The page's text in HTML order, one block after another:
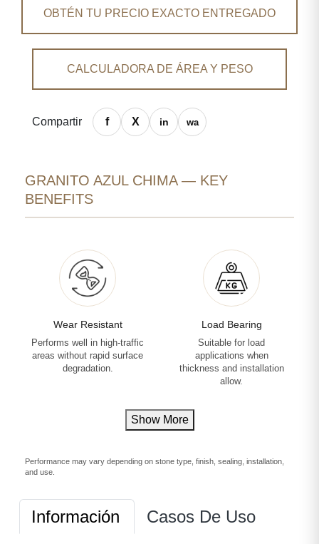
OBTÉN TU PRECIO EXACTO ENTREGADO
CALCULADORA DE ÁREA Y PESO
Compartir
GRANITO AZUL CHIMA — KEY
BENEFITS
Wear Resistant
Performs well in high-traffic
areas without rapid surface
degradation.
Load Bearing
Suitable for load
applications when
thickness and installation
allow.
Show More
Performance may vary depending on stone type, finish, sealing, installation,
and use.
Información
Casos De Uso